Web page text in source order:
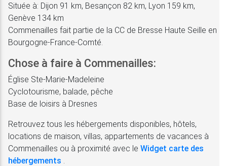
Située à: Dijon 91 km, Besançon 82 km, Lyon 159 km,
Genève 134 km
Commenailles fait partie de la CC de Bresse Haute Seille en
Bourgogne-France-Comté.
Chose à faire à Commenailles:
Église Ste-Marie-Madeleine
Cyclotourisme, balade, pêche
Base de loisirs à Dresnes
Retrouvez tous les hébergements disponibles, hôtels,
locations de maison, villas, appartements de vacances à
Commenailles ou à proximité avec le Widget carte des
hébergements